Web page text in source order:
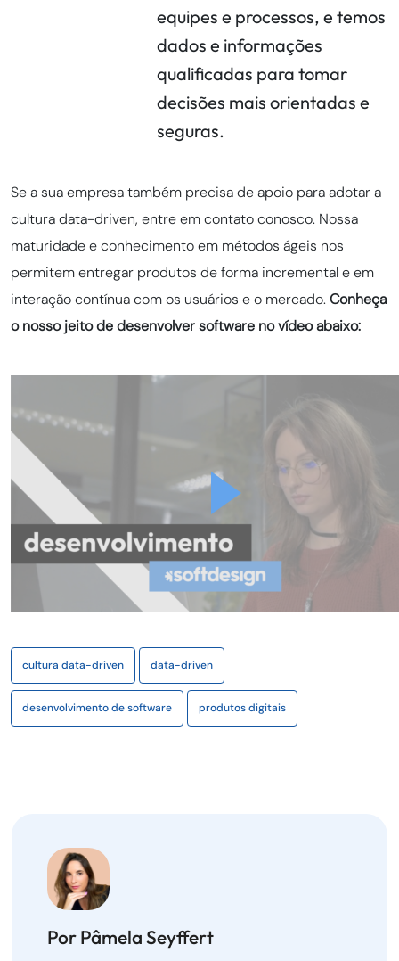
equipes e processos, e temos
dados e informações
qualificadas para tomar
decisões mais orientadas e
seguras.
Se a sua empresa também precisa de apoio para adotar a
cultura data-driven, entre em contato conosco. Nossa
maturidade e conhecimento em métodos ágeis nos
permitem entregar produtos de forma incremental e em
interação contínua com os usuários e o mercado.Conheça
o nosso jeito de desenvolver software no vídeo abaixo:
cultura data-driven data-driven
desenvolvimento de software produtos digitais
Por Pâmela Seyffert